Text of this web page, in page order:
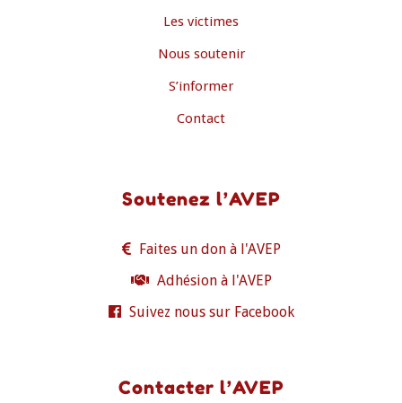
Les victimes
Nous soutenir
S’informer
Contact
Soutenez l’AVEP
Faites un don à l'AVEP
Adhésion à l'AVEP
Suivez nous sur Facebook
Contacter l’AVEP